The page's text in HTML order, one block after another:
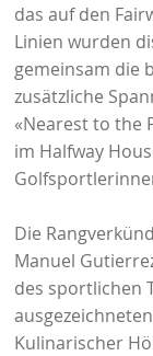
das auf den
Linien wurden
gemeinsam die
zusätzliche
«Nearest to the
im Halfway
Die
Manuel
des sportlichen
Kulinarischer